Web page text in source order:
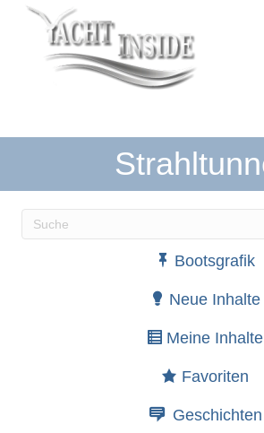
Wenn die Ergebnisse derBootsgrafik
Neue Inhalte
Meine Inhalte
Favoriten
Geschichten